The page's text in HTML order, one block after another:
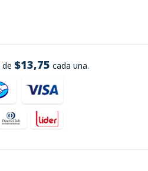
de $13,75 cada una.